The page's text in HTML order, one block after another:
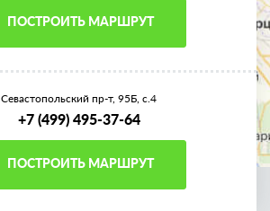
ПОСТРОИТЬ МАРШРУТ
Севастопольский пр-т, 95Б, с.4
+7 (499) 495-37-64
ПОСТРОИТЬ МАРШРУТ